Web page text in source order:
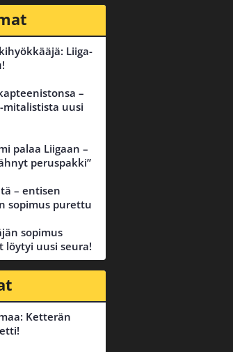
Liiga-
–
mitalistista uusi
palaa Liigaan –
peruspakki”
– entisen
sopimus purettu
sopimus
löytyi uusi seura!
Ketterän